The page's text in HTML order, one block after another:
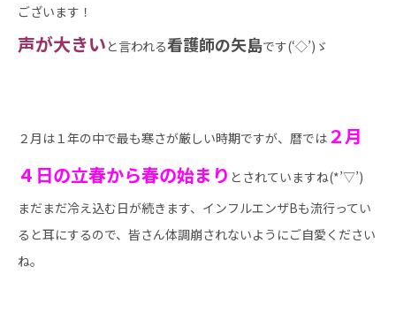
ございます！
声が大きい と言われる看護師の矢島です(‘◇’)ゞ
２月は１年の中で最も寒さが厳しい時期ですが、暦では ２月
４日の立春から春の始まり とされていますね(*’▽’)
まだまだ冷え込む日が続きます、インフルエンザBも流行ってい
ると耳にするので、皆さん体調崩されないようにご自愛ください
ね。